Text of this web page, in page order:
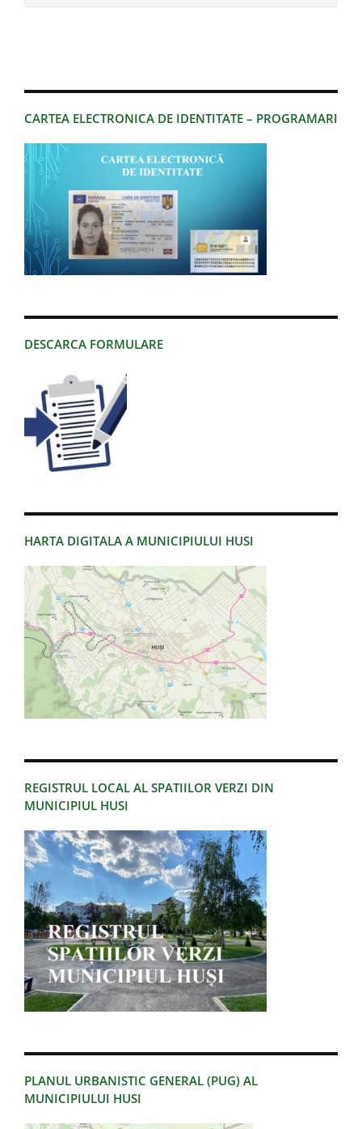
CARTEA ELECTRONICA DE IDENTITATE – PROGRAMARI
DESCARCA FORMULARE
HARTA DIGITALA A MUNICIPIULUI HUSI
REGISTRUL LOCAL AL SPATIILOR VERZI DIN
MUNICIPIUL HUSI
PLANUL URBANISTIC GENERAL (PUG) AL
MUNICIPIULUI HUSI